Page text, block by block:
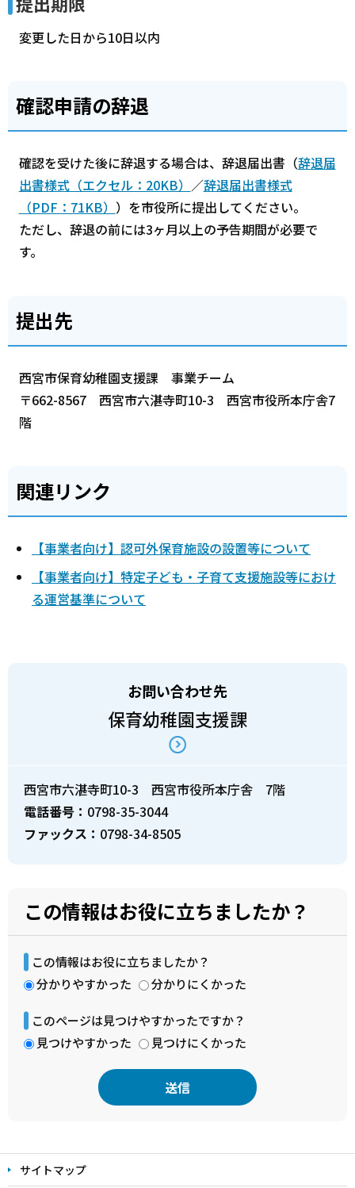
変更した日から10日以内
確認申請の辞退
確認を受けた後に辞退する場合は、辞退届出書（辞退届
出書様式（エクセル：20KB） ／辞退届出書様式
（PDF：71KB） ）を市役所に提出してください。
ただし、辞退の前には3ヶ月以上の予告期間が必要で
す。
提出先
西宮市保育幼稚園支援課 事業チーム
〒662-8567 西宮市六湛寺町10-3 西宮市役所本庁舎7
階
関連リンク
【事業者向け】認可外保育施設の設置等について
【事業者向け】特定子ども・子育て支援施設等におけ
る運営基準について
お問い合わせ先
保育幼稚園支援課
西宮市六湛寺町10-3 西宮市役所本庁舎 7階
電話番号： 0798-35-3044
ファックス： 0798-34-8505
この情報はお役に立ちましたか？
この情報はお役に立ちましたか？
分かりやすかった
分かりにくかった
このページは見つけやすかったですか？
見つけやすかった
見つけにくかった
文
こ サイトマップ